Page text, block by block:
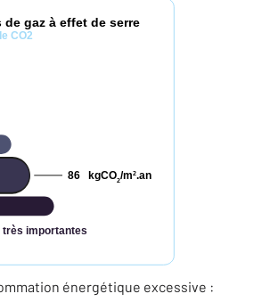
gaz à effet de serre
CO2
très importantes
kgCO2/m2.an
86
énergétique excessive :